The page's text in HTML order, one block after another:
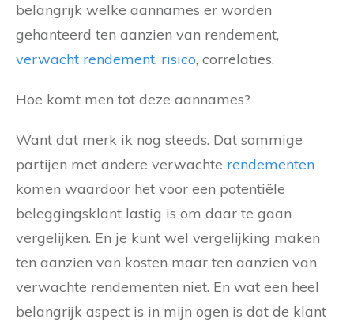
belangrijk welke aannames er worden
gehanteerd ten aanzien van rendement,
verwacht rendement, risico, correlaties.
Hoe komt men tot deze aannames?
Want dat merk ik nog steeds. Dat sommige
partijen met andere verwachte rendementen
komen waardoor het voor een potentiële
beleggingsklant lastig is om daar te gaan
vergelijken. En je kunt wel vergelijking maken
ten aanzien van kosten maar ten aanzien van
verwachte rendementen niet. En wat een heel
belangrijk aspect is in mijn ogen is dat de klant